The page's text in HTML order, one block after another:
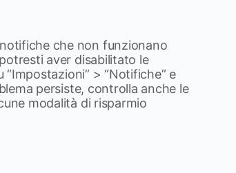
che non funzionano
aver disabilitato le
> “Notifiche” e
persiste, controlla anche le
modalità di risparmio